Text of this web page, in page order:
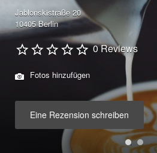
Jablonskistraße 20
10405 Berlin
0 Reviews
Fotos hinzufügen
Eine Rezension schreiben